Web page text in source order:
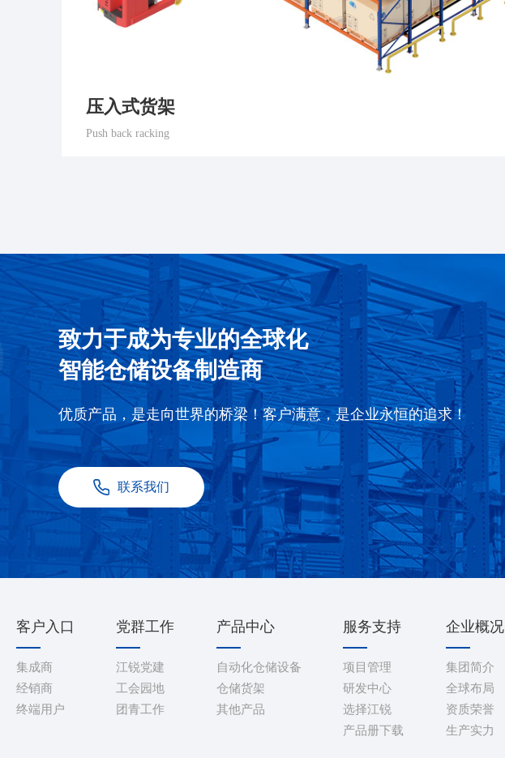
压入式货架
Push back racking
致力于成为专业的全球化
智能仓储设备制造商
优质产品，是走向世界的桥梁！客户满意，是企业永恒的追求！
联系我们
客户入口
集成商
经销商
终端用户
党群工作
江锐党建
工会园地
团青工作
产品中心
自动化仓储设备
仓储货架
其他产品
服务支持
项目管理
研发中心
选择江锐
产品册下载
企业概况
集团简介
全球布局
资质荣誉
生产实力